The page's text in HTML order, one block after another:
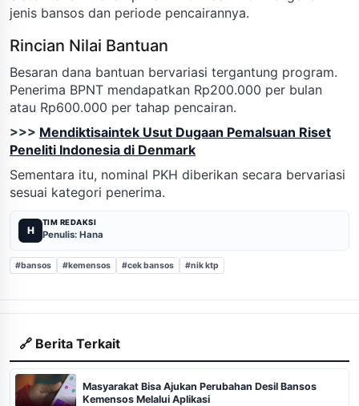
jenis bansos dan periode pencairannya.
Rincian Nilai Bantuan
Besaran dana bantuan bervariasi tergantung program.
Penerima BPNT mendapatkan Rp200.000 per bulan
atau Rp600.000 per tahap pencairan.
>>> Mendiktisaintek Usut Dugaan Pemalsuan Riset
Peneliti Indonesia di Denmark
Sementara itu, nominal PKH diberikan secara bervariasi
sesuai kategori penerima.
H
TIM REDAKSI
Penulis: Hana
#bansos #kemensos #cek bansos #nik ktp
🔗 Berita Terkait
Masyarakat Bisa Ajukan Perubahan Desil Bansos
Kemensos Melalui Aplikasi